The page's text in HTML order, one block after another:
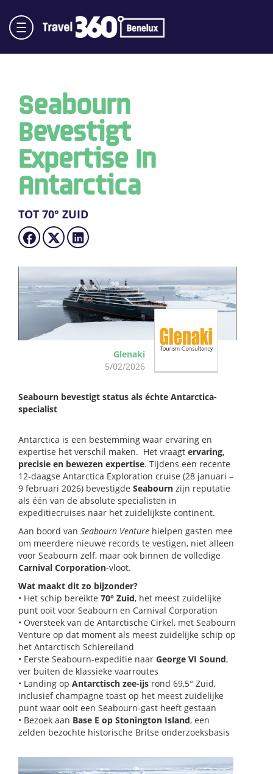
Seabourn
Bevestigt
Expertise In
Antarctica
TOT 70° ZUID
Glenaki
5/02/2026
Seabourn bevestigt status als échte Antarctica-
specialist
Antarctica is een bestemming waar ervaring en
expertise het verschil maken. Het vraagt ervaring,
precisie en bewezen expertise. Tijdens een recente
12-daagse Antarctica Exploration cruise (28 januari –
9 februari 2026) bevestigde Seabourn zijn reputatie
als één van de absolute specialisten in
expeditiecruises naar het zuidelijkste continent.
Aan boord van Seabourn Venture hielpen gasten mee
om meerdere nieuwe records te vestigen, niet alleen
voor Seabourn zelf, maar ook binnen de volledige
Carnival Corporation-vloot.
Wat maakt dit zo bijzonder?
• Het schip bereikte 70° Zuid, het meest zuidelijke
punt ooit voor Seabourn en Carnival Corporation
• Oversteek van de Antarctische Cirkel, met Seabourn
Venture op dat moment als meest zuidelijke schip op
het Antarctisch Schiereiland
• Eerste Seabourn-expeditie naar George VI Sound,
ver buiten de klassieke vaarroutes
• Landing op Antarctisch zee-ijs rond 69,5° Zuid,
inclusief champagne toast op het meest zuidelijke
punt waar ooit een Seabourn-gast heeft gestaan
• Bezoek aan Base E op Stonington Island, een
zelden bezochte historische Britse onderzoeksbasis